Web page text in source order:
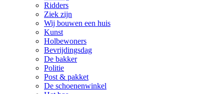
Ridders
Ziek zijn
Wij bouwen een huis
Kunst
Holbewoners
Bevrijdingsdag
De bakker
Politie
Post & pakket
De schoenenwinkel